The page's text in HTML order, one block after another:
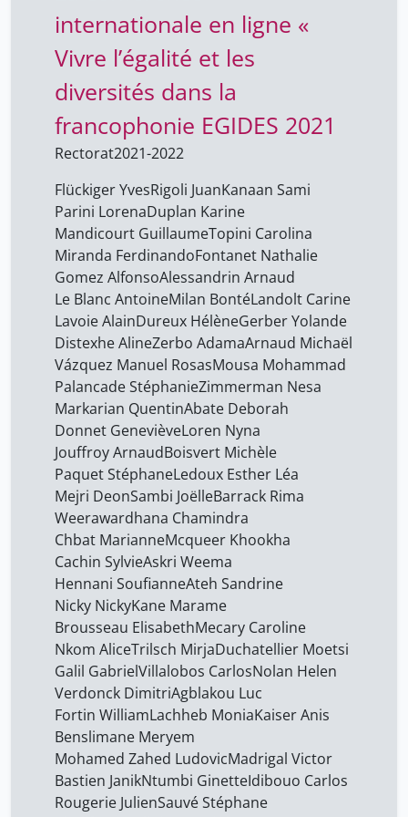
Boateng Melody
Boisvert Michèle
Breault Laurent
Brousseau Elisabeth
Cachin Sylvie
Distexhe Aline
Donnet Geneviève
Duchatellier Moetsi
Duplan Karine 15
Dureux Hélène 15
Flückiger Yves 15
Fontanet Nathalie 15
Fortin William
Galil Gabriel
Gerber Yolande
Gomez Alfonso
Hennani Soufianne
Idibouo Carlos
Jouffroy Arnaud
Kaiser Anis
Kanaan Sami 15
Kane Marame
Khalifa Hamdi
Lachheb Monia 15
Landbrecht Johannes
internationale en ligne «
Vivre l’égalité et les
diversités dans la
francophonie EGIDES 2021
Rectorat2021-2022
Flückiger YvesRigoli JuanKanaan Sami
Parini LorenaDuplan Karine
Mandicourt GuillaumeTopini Carolina
Miranda FerdinandoFontanet Nathalie
Gomez AlfonsoAlessandrin Arnaud
Le Blanc AntoineMilan BontéLandolt Carine
Lavoie AlainDureux HélèneGerber Yolande
Distexhe AlineZerbo AdamaArnaud Michaël
Vázquez Manuel RosasMousa Mohammad
Palancade StéphanieZimmerman Nesa
Markarian QuentinAbate Deborah
Donnet GenevièveLoren Nyna
Jouffroy ArnaudBoisvert Michèle
Paquet StéphaneLedoux Esther Léa
Mejri DeonSambi JoëlleBarrack Rima
Weerawardhana Chamindra
Chbat MarianneMcqueer Khookha
Cachin SylvieAskri Weema
Hennani SoufianneAteh Sandrine
Nicky NickyKane Marame
Brousseau ElisabethMecary Caroline
Nkom AliceTrilsch MirjaDuchatellier Moetsi
Galil GabrielVillalobos CarlosNolan Helen
Verdonck DimitriAgblakou Luc
Fortin WilliamLachheb MoniaKaiser Anis
Benslimane Meryem
Mohamed Zahed LudovicMadrigal Victor
Bastien JanikNtumbi GinetteIdibouo Carlos
Rougerie JulienSauvé Stéphane